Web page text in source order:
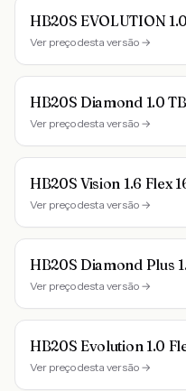
HB20S EVOLUTION
Ver preço desta versão →
HB20S Diamond 1.0
Ver preço desta versão →
HB20S Vision 1.6 Flex
Ver preço desta versão →
HB20S Diamond Plus
Ver preço desta versão →
HB20S Evolution 1.0
Ver preço desta versão →